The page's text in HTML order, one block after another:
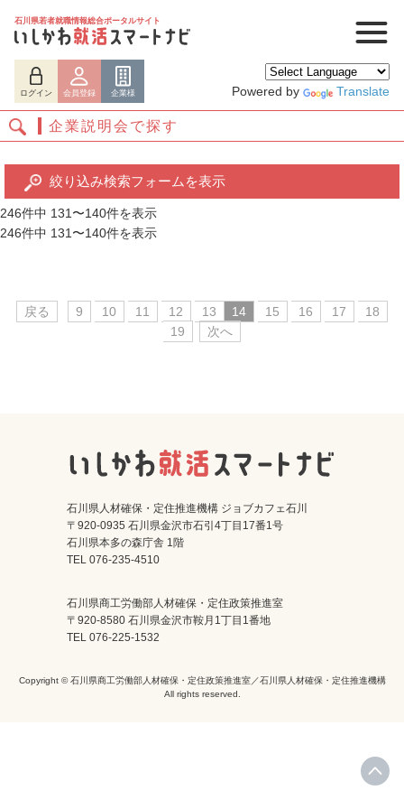
石川県若者就職情報総合ポータルサイト
ログイン 会員登録 企業様 Powered by Translate
ログイン 会員登録 企業様
企業説明会で探す
絞り込み検索フォームを表示
246件中 131〜140件を表示
246件中 131〜140件を表示
戻る 9 10 11 12 13 14 15 16 17
18
19
次へ
石川県人材確保・定住推進機構 ジョブカフェ石川
〒920-0935 石川県金沢市石引4丁目17番1号
石川県本多の森庁舎 1階
TEL 076-235-4510
石川県商工労働部人材確保・定住政策推進室
〒920-8580 石川県金沢市鞍月1丁目1番地
TEL 076-225-1532
Copyright © 石川県商工労働部人材確保・定住政策推進室／石川県人材確保・定住推進機構
All rights reserved.